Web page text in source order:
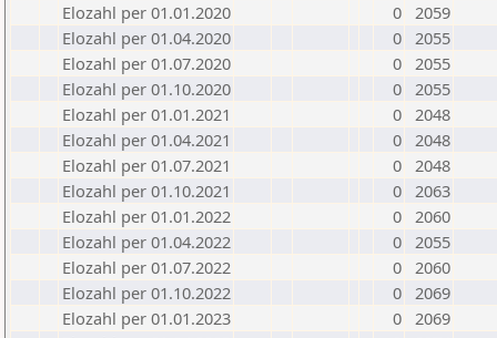
Elozahl per 01.01.2020
0 2059
Elozahl per 01.04.2020
0 2055
Elozahl per 01.07.2020
0 2055
Elozahl per 01.10.2020
0 2055
Elozahl per 01.01.2021
0 2048
Elozahl per 01.04.2021
0 2048
Elozahl per 01.07.2021
0 2048
Elozahl per 01.10.2021
0 2063
Elozahl per 01.01.2022
0 2060
Elozahl per 01.04.2022
0 2055
Elozahl per 01.07.2022
0 2060
Elozahl per 01.10.2022
0 2069
Elozahl per 01.01.2023
0 2069